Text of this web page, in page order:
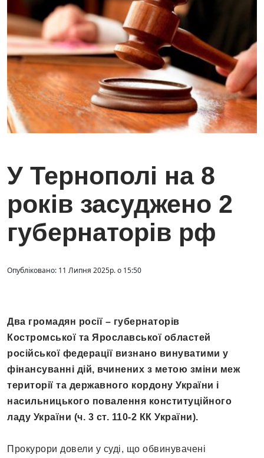
У Тернополі на 8
років засуджено 2
губернаторів рф
Опубліковано: 11 Липня 2025р. о 15:50
Два громадян росії – губернаторів
Костромської та Ярославської областей
російської федерації визнано винуватими у
фінансуванні дій, вчинених з метою зміни меж
території та державного кордону України і
насильницького повалення конституційного
ладу України (ч. 3 ст. 110-2 КК України).
Прокурори довели у суді, що обвинувачені